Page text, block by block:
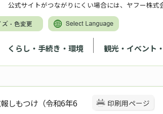
くらし・手続き・環境 観光・イベント
公式サイトがつながりにくい場合には、ヤフー株式
印刷用ページ
しもつけ（令和6年6